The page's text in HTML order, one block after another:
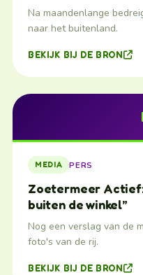
Na maandenlange
naar het buitenland.
BEKIJK BIJ DE BRON
MEDIA PERS
Zoetermeer
buiten de winkel”
Nog een verslag van de
foto's van de rij.
BEKIJK BIJ DE BRON